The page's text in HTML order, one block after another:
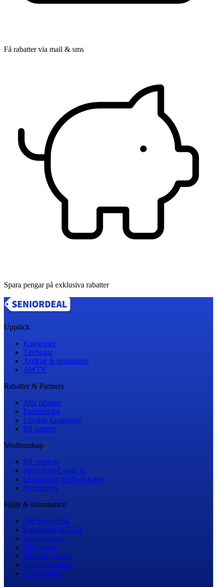
Få rabatter via mail & sms
Spara pengar på exklusiva rabatter
Upptäck
Kategorier
Tävlingar
Artiklar & inspiration
AWTV
Rabatter & Partners
Alla rabatter
Partnersidor
Utvalda kampanjer
Bli partner
Medlemskap
Bli medlem
Mina sidor/Logga in
Så fungerar medlemskapet
Nyhetsbrev
Hjälp & Information
Om Seniordeal
Kundtjänst & FAQ
Kontakta oss
För företag
Integritetspolicy
Användarvillkor
Cookiepolicy